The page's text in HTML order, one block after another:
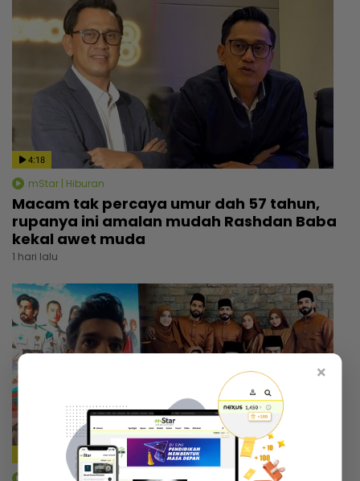
4:18
mStar | Hiburan
Macam tak percaya umur dah 57 tahun,
rupanya ini amalan mudah Rashdan Baba
kekal awet muda
1 hari lalu
mStar | Hiburan
×